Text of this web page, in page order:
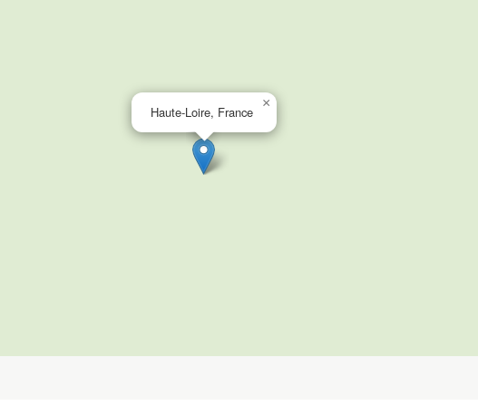
Haute-Loire, France
×